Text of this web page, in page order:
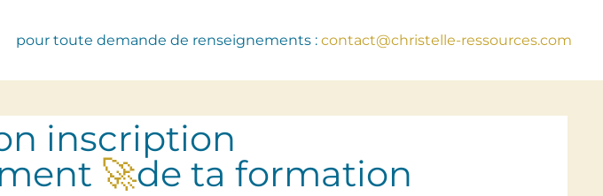
pour toute demande de renseignements : contact@christelle-ressources.com
inscription
🚀de ta formation